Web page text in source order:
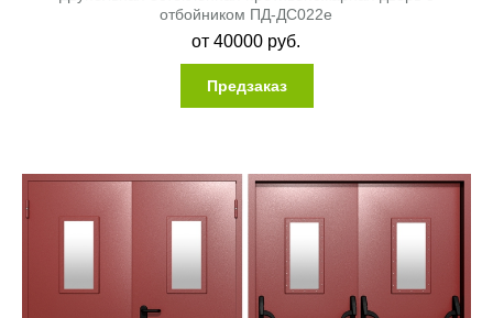
отбойником ПД-ДС022e
от40000 руб.
Предзаказ